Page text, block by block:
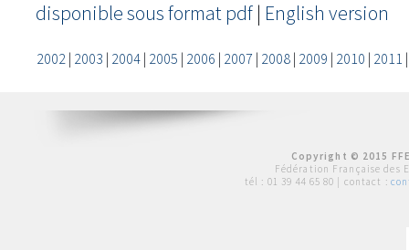
disponible sous format pdf | English version
2002| 2003 | 2004| 2005 | 2006 | 2007 | 2008| 2009 | 2010 | 2011
Copyright © 2015
Fédération Française des
tél : 01 39 44 65 80 | contact :